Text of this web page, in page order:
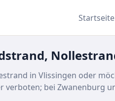
Startseite
in Vlissingen oder
verboten; bei Zwanenburg